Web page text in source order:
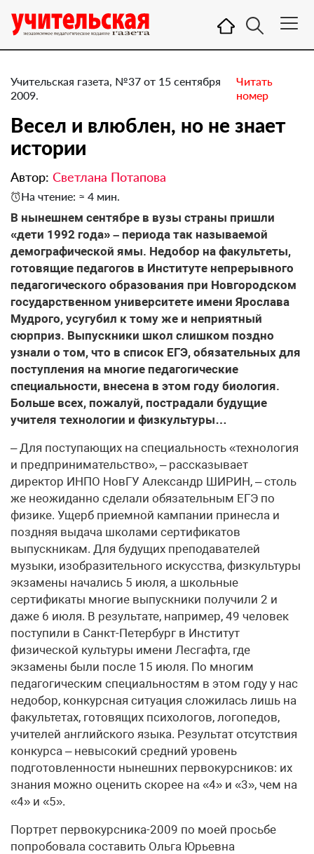
Учительская газета, №37 от 15 сентября
2009.
Читать
номер
Весел и влюблен, но не знает
истории
Автор: Светлана Потапова
На чтение: ≈ 4 мин.
В нынешнем сентябре в вузы страны пришли
«дети 1992 года» – периода так называемой
демографической ямы. Недобор на факультеты,
готовящие педагогов в Институте непрерывного
педагогического образования при Новгородском
государственном университете имени Ярослава
Мудрого, усугубил к тому же и неприятный
сюрприз. Выпускники школ слишком поздно
узнали о том, что в список ЕГЭ, обязательных для
поступления на многие педагогические
специальности, внесена в этом году биология.
Больше всех, пожалуй, пострадали будущие
учителя технологии и физкультуры…
– Для поступающих на специальность «технология
и предпринимательство», – рассказывает
директор ИНПО НовГУ Александр ШИРИН, – столь
же неожиданно сделали обязательным ЕГЭ по
физике. Ущерб приемной кампании принесла и
поздняя выдача школами сертификатов
выпускникам. Для будущих преподавателей
музыки, изобразительного искусства, физкультуры
экзамены начались 5 июля, а школьные
сертификаты многие выпускники получили 2 и
даже 6 июля. В результате, например, 49 человек
поступили в Санкт-Петербург в Институт
физической культуры имени Лесгафта, где
экзамены были после 15 июля. По многим
педагогическим специальностям в этом году у нас
недобор, конкурсная ситуация сложилась лишь на
факультетах, готовящих психологов, логопедов,
учителей английского языка. Результат отсутствия
конкурса – невысокий средний уровень
подготовленности нынешних первокурсников: их
знания можно оценить скорее на «4» и «3», чем на
«4» и «5».
Портрет первокурсника-2009 по моей просьбе
попробовала составить Ольга Юрьевна